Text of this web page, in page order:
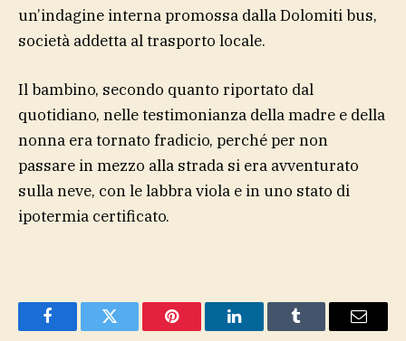
un’indagine interna promossa dalla Dolomiti bus,
società addetta al trasporto locale.
Il bambino, secondo quanto riportato dal
quotidiano, nelle testimonianza della madre e della
nonna era tornato fradicio, perché per non
passare in mezzo alla strada si era avventurato
sulla neve, con le labbra viola e in uno stato di
ipotermia certificato.
FacebookTwitter Pinterest LinkedInTumblr Email